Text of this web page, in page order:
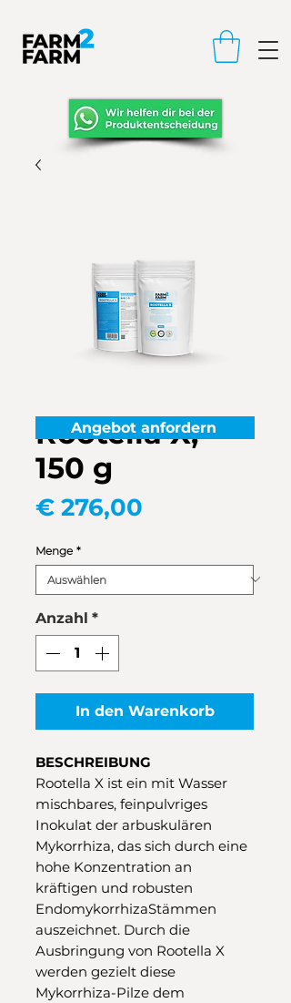
Rootella X,
150 g
€ 276,00
Menge *
Anzahl *
In den Warenkorb
BESCHREIBUNG
Rootella X ist ein mit Wasser
mischbares, feinpulvriges
Inokulat der arbuskulären
Mykorrhiza, das sich durch eine
hohe Konzentration an
kräftigen und robusten
EndomykorrhizaStämmen
auszeichnet. Durch die
Ausbringung von Rootella X
werden gezielt diese
Mykorrhiza-Pilze dem
Angebot anfordern